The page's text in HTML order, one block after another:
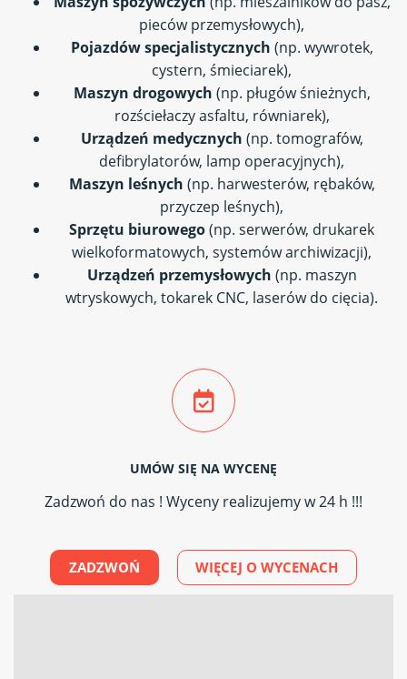
pieców przemysłowych),
Pojazdów specjalistycznych (np. wywrotek,
cystern, śmieciarek),
Maszyn drogowych (np. pługów śnieżnych,
rozściełaczy asfaltu, równiarek),
Urządzeń medycznych (np. tomografów,
defibrylatorów, lamp operacyjnych),
Maszyn leśnych (np. harwesterów, rębaków,
przyczep leśnych),
Sprzętu biurowego(np. serwerów, drukarek
wielkoformatowych, systemów archiwizacji),
Urządzeń przemysłowych (np. maszyn
wtryskowych, tokarek CNC, laserów do cięcia).
UMÓW SIĘ NA WYCENĘ
Zadzwoń do nas ! Wyceny realizujemy w 24 h !!!
ZADZWOŃ WIĘCEJ O WYCENACH